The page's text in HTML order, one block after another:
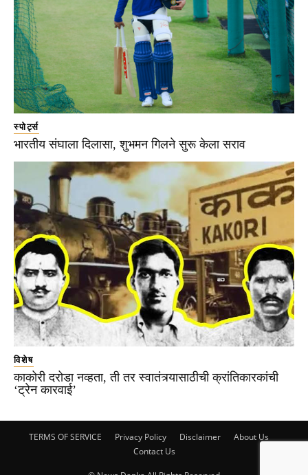
स्पोर्ट्स
भारतीय संघाला दिलासा, शुभमन गिलने सुरू केला सराव
विशेष
काकोरी दरोडा नव्हता, ती तर स्वातंत्र्यासाठीची क्रांतिकारकांची
‘ट्रेन कारवाई’
TERMS OF SERVICE Privacy Policy Disclaimer
About Us
Contact Us